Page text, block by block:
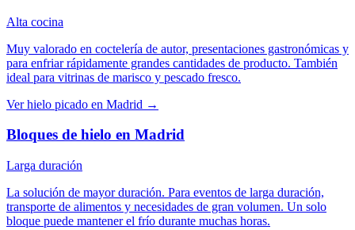
Alta cocina
Muy valorado en coctelería de autor, presentaciones gastronómicas y
para enfriar rápidamente grandes cantidades de producto. También
ideal para vitrinas de marisco y pescado fresco.
Verhielo picado en Madrid →
Bloques de hielo en Madrid
Larga duración
La solución de mayor duración. Para eventos de larga duración,
transporte de alimentos y necesidades de gran volumen. Un solo
bloque puede mantener el frío durante muchas horas.